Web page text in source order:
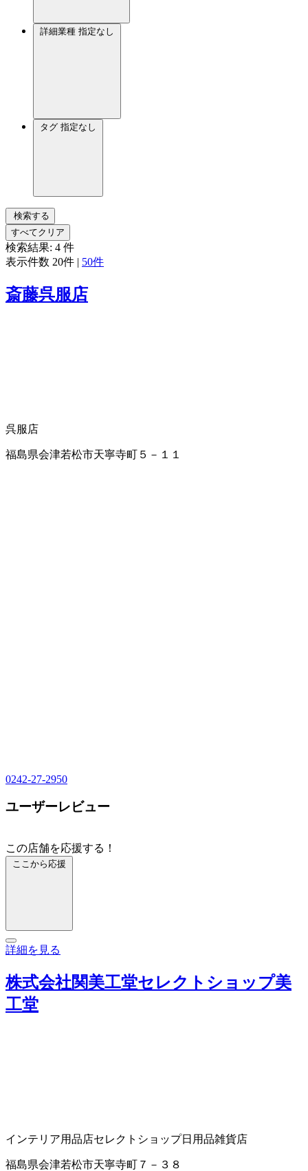
詳細業種 指定なし
タグ 指定なし
検索する
すべてクリア
検索結果: 4 件
表示件数 20件 | 50件
斎藤呉服店
呉服店
福島県会津若松市天寧寺町５－１１
0242-27-2950
ユーザーレビュー
この店舗を応援する！
ここから応援
詳細を見る
株式会社関美工堂セレクトショップ美
工堂
インテリア用品店セレクトショップ日用品雑貨店
福島県会津若松市天寧寺町７－３８